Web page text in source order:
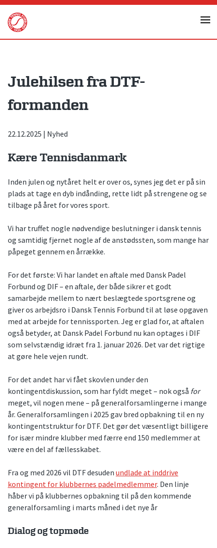
Skip
content
Julehilsen fra DTF-
formanden
22.12.2025 | Nyhed
Kære Tennisdanmark
Inden julen og nytåret helt er over os, synes jeg det er på sin
plads at tage en dyb indånding, rette lidt på strengene og se
tilbage på året for vores sport.
Vi har truffet nogle nødvendige beslutninger i dansk tennis
og samtidig fjernet nogle af de anstødssten, som mange har
påpeget gennem en årrække.
For det første: Vi har landet en aftale med Dansk Padel
Forbund og DIF – en aftale, der både sikrer et godt
samarbejde mellem to nært beslægtede sportsgrene og
giver os arbejdsro i Dansk Tennis Forbund til at løse opgaven
med at arbejde for tennissporten. Jeg er glad for, at aftalen
også betyder, at Dansk Padel Forbund nu kan optages i DIF
som selvstændig idræt fra 1. januar 2026. Det var det rigtige
at gøre hele vejen rundt.
For det andet har vi fået skovlen under den
kontingentdiskussion, som har fyldt meget – nok også for
meget, vil nogen mene – på generalforsamlingerne i mange
år. Generalforsamlingen i 2025 gav bred opbakning til en ny
kontingentstruktur for DTF. Det gør det væsentligt billigere
for især mindre klubber med færre end 150 medlemmer at
være en del af fællesskabet.
Fra og med 2026 vil DTF desuden undlade at inddrive
kontingent for klubbernes padelmedlemmer. Den linje
håber vi på klubbernes opbakning til på den kommende
generalforsamling i marts måned i det nye år
Dialog og topmøde